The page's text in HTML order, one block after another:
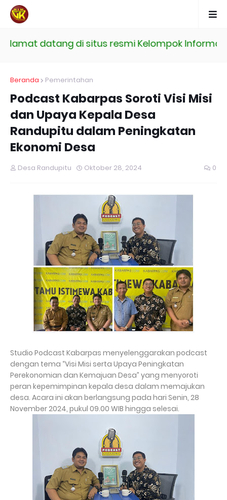
datang di situs resmi Kelompok Informasi
Beranda Pemerintahan
Podcast Kabarpas Soroti Visi Misi
dan Upaya Kepala Desa
Randupitu dalam Peningkatan
Ekonomi Desa
Desa Randupitu Oktober 28, 2024 0
Studio Podcast Kabarpas menyelenggarakan podcast
dengan tema “Visi Misi serta Upaya Peningkatan
Perekonomian dan Kemajuan Desa” yang menyoroti
peran kepemimpinan kepala desa dalam memajukan
desa. Acara ini akan berlangsung pada hari Senin, 28
November 2024, pukul 09.00 WIB hingga selesai.